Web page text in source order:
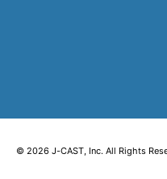
© 2026 J-CAST, Inc. All Rights